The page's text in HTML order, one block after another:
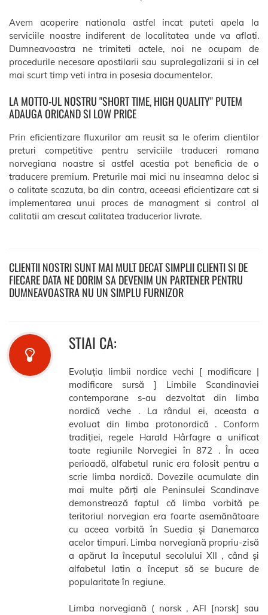
Avem acoperire nationala astfel incat puteti apela la
serviciile noastre indiferent de localitatea unde va aflati.
Dumneavoastra ne trimiteti actele, noi ne ocupam de
procedurile necesare apostilarii sau supralegalizarii si in cel
mai scurt timp veti intra in posesia documentelor.
LA MOTTO-UL NOSTRU "SHORT TIME, HIGH QUALITY" PUTEM
ADAUGA ORICAND SI LOW PRICE
Prin eficientizare fluxurilor am reusit sa le oferim clientilor
preturi competitive pentru serviciile traduceri romana
norvegiana noastre si astfel acestia pot beneficia de o
traducere premium. Preturile mai mici nu inseamna deloc si
o calitate scazuta, ba din contra, aceeasi eficientizare cat si
implementarea unui proces de managment si control al
calitatii am crescut calitatea traducerior livrate.
CLIENTII NOSTRI SUNT MAI MULT DECAT SIMPLII CLIENTI SI DE
FIECARE DATA NE DORIM SA DEVENIM UN PARTENER PENTRU
DUMNEAVOASTRA NU UN SIMPLU FURNIZOR
STIAI CA:
Evoluția limbii nordice vechi [ modificare |
modificare sursă ] Limbile Scandinaviei
contemporane s-au dezvoltat din limba
nordică veche . La rândul ei, aceasta a
evoluat din limba protonordică . Conform
tradiției, regele Harald Hårfagre a unificat
toate regiunile Norvegiei în 872 . În acea
perioadă, alfabetul runic era folosit pentru a
scrie limba nordică. Dovezile acumulate din
mai multe părți ale Peninsulei Scandinave
demonstrează faptul că limba vorbită pe
teritoriul norvegian era foarte asemănătoare
cu aceea vorbită în Suedia și Danemarca
acelor timpuri. Limba norvegiană propriu-zisă
a apărut la începutul secolului XII , când și
alfabetul latin a început să se bucure de
popularitate în regiune.
Limba norvegiană ( norsk , AFI [nɔrsk] sau